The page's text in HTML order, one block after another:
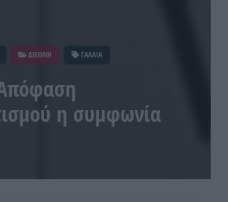
ΔΙΕΘΝΗ ΓΑΛΛΙΑ
η συμφωνία